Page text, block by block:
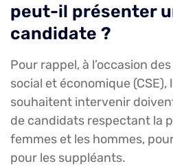
peut-il présenter
candidate ?
Pour rappel, à l’occasion
social et économique
souhaitent intervenir
de candidats respectant la
femmes et les hommes,
pour les suppléants.